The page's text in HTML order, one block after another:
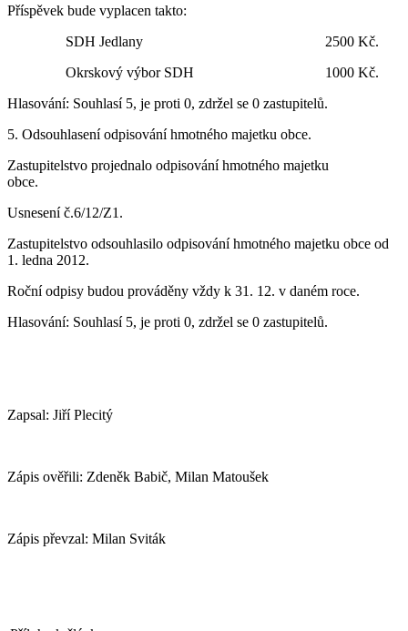
Příspěvek bude vyplacen takto:
SDH Jedlany 2500 Kč.
Okrskový výbor SDH 1000 Kč.
Hlasování: Souhlasí 5, je proti 0, zdržel se 0 zastupitelů.
5. Odsouhlasení odpisování hmotného majetku obce.
Zastupitelstvo projednalo odpisování hmotného majetku
obce.
Usnesení č.6/12/Z1.
Zastupitelstvo odsouhlasilo odpisování hmotného majetku obce od
1. ledna 2012.
Roční odpisy budou prováděny vždy k 31. 12. v daném roce.
Hlasování: Souhlasí 5, je proti 0, zdržel se 0 zastupitelů.
Zapsal: Jiří Plecitý
Zápis ověřili: Zdeněk Babič, Milan Matoušek
Zápis převzal: Milan Sviták